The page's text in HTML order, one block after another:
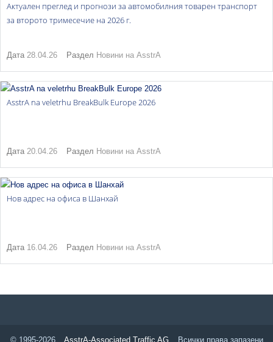
Актуален преглед и прогнози за автомобилния товарен транспорт
за второто тримесечие на 2026 г.
Дата 28.04.26 Раздел Новини на AsstrA
AsstrA na veletrhu BreakBulk Europe 2026
Дата 20.04.26 Раздел Новини на AsstrA
Нов адрес на офиса в Шанхай
Дата 16.04.26 Раздел Новини на AsstrA
© 1995-2026 AsstrA-Associated Traffic AG Всички права запазени